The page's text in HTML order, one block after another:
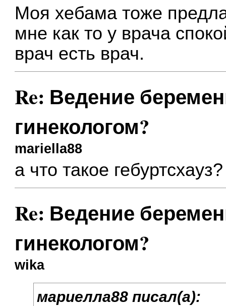
Моя хебама тоже
мне как то у врача
врач есть врач.
Re: Ведение
гинекологом?
mariella88
а что такое
Re: Ведение
гинекологом?
wika
мариелла88 писал(а):